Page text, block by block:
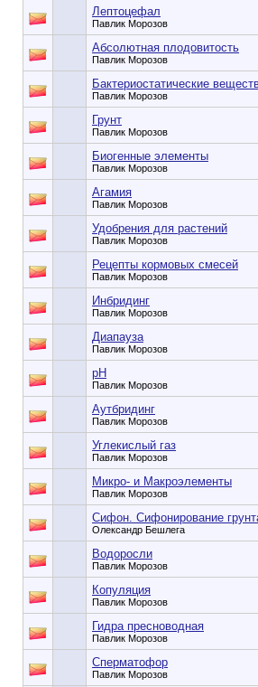
Лептоцефал
Павлик Морозов
Абсолютная плодовитость
Павлик Морозов
Бактериостатические
Павлик Морозов
Грунт
Павлик Морозов
Биогенные элементы
Павлик Морозов
Агамия
Павлик Морозов
Удобрения для растений
Павлик Морозов
Рецепты кормовых смесей
Павлик Морозов
Инбридинг
Павлик Морозов
Диапауза
Павлик Морозов
pH
Павлик Морозов
Аутбридинг
Павлик Морозов
Углекислый газ
Павлик Морозов
Микро- и Макроэлементы
Павлик Морозов
Сифон. Сифонирование
Олександр Бешлега
Водоросли
Павлик Морозов
Копуляция
Павлик Морозов
Гидра пресноводная
Павлик Морозов
Сперматофор
Павлик Морозов